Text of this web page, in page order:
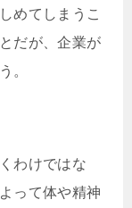
めてしまうこ
だが、企業が
。
わけではな
って体や精神